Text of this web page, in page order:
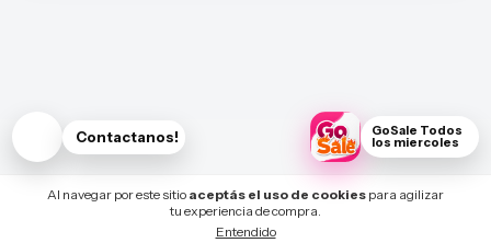
Al navegar por este sitio aceptás el uso de cookies para agilizar
tu experiencia de compra.
Entendido
Contactanos! GoSale Todos
los miercoles